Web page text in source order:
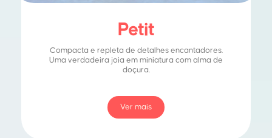
Petit
Compacta e repleta de detalhes encantadores.
Uma verdadeira joia em miniatura com alma de
doçura.
Ver mais